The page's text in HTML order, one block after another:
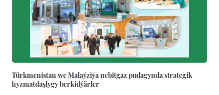
Türkmenistan we Malaýziýa nebitgaz pudagynda strategik
hyzmatdaşlygy berkidýärler